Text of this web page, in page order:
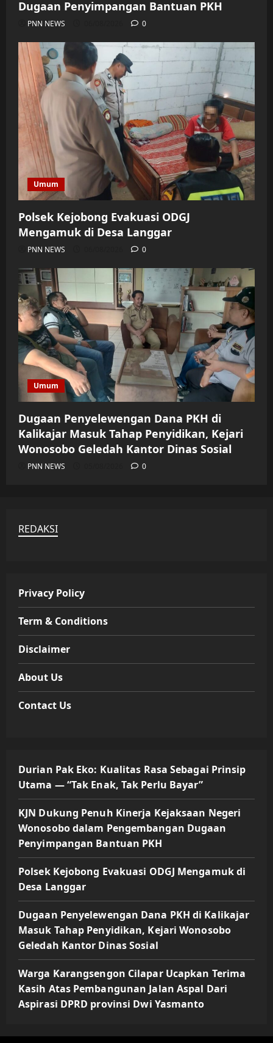
Dugaan Penyimpangan Bantuan PKH
PNN NEWS 0
Umum
Polsek Kejobong Evakuasi ODGJ
Mengamuk di Desa Langgar
PNN NEWS 0
Umum
Dugaan Penyelewengan Dana PKH di
Kalikajar Masuk Tahap Penyidikan, Kejari
Wonosobo Geledah Kantor Dinas Sosial
PNN NEWS 0
REDAKSI
Privacy Policy
Term & Conditions
Disclaimer
About Us
Contact Us
Durian Pak Eko: Kualitas Rasa Sebagai Prinsip
Utama — “Tak Enak, Tak Perlu Bayar”
KJN Dukung Penuh Kinerja Kejaksaan Negeri
Wonosobo dalam Pengembangan Dugaan
Penyimpangan Bantuan PKH
Polsek Kejobong Evakuasi ODGJ Mengamuk di
Desa Langgar
Dugaan Penyelewengan Dana PKH di Kalikajar
Masuk Tahap Penyidikan, Kejari Wonosobo
Geledah Kantor Dinas Sosial
Warga Karangsengon Cilapar Ucapkan Terima
Kasih Atas Pembangunan Jalan Aspal Dari
Aspirasi DPRD provinsi Dwi Yasmanto